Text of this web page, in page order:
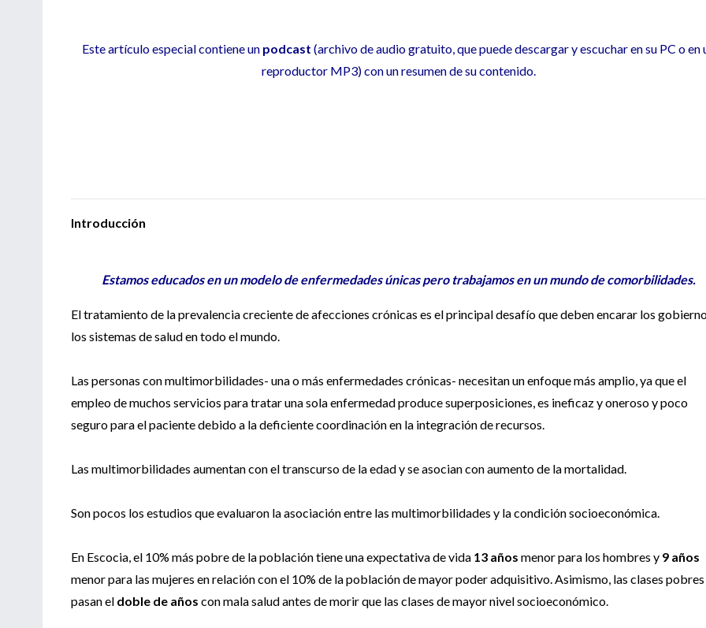
Este artículo especial contiene un podcast (archivo de audio gratuito, que puede descargar y escuchar en su PC o en
reproductor MP3) con un resumen de su contenido.
Introducción
Estamos educados en un modelo de enfermedades únicas pero trabajamos en un mundo de comorbilidades.
El tratamiento de la prevalencia creciente de afecciones crónicas es el principal desafío que deben encarar los
los sistemas de salud en todo el mundo.
Las personas con multimorbilidades- una o más enfermedades crónicas- necesitan un enfoque más amplio, ya que el
empleo de muchos servicios para tratar una sola enfermedad produce superposiciones, es ineficaz y oneroso y poco
seguro para el paciente debido a la deficiente coordinación en la integración de recursos.
Las multimorbilidades aumentan con el transcurso de la edad y se asocian con aumento de la mortalidad.
Son pocos los estudios que evaluaron la asociación entre las multimorbilidades y la condición socioeconómica.
En Escocia, el 10% más pobre de la población tiene una expectativa de vida 13 años menor para los hombres y 9 años
menor para las mujeres en relación con el 10% de la población de mayor poder adquisitivo. Asimismo, las clases pobres
pasan el doble de años con mala salud antes de morir que las clases de mayor nivel socioeconómico.